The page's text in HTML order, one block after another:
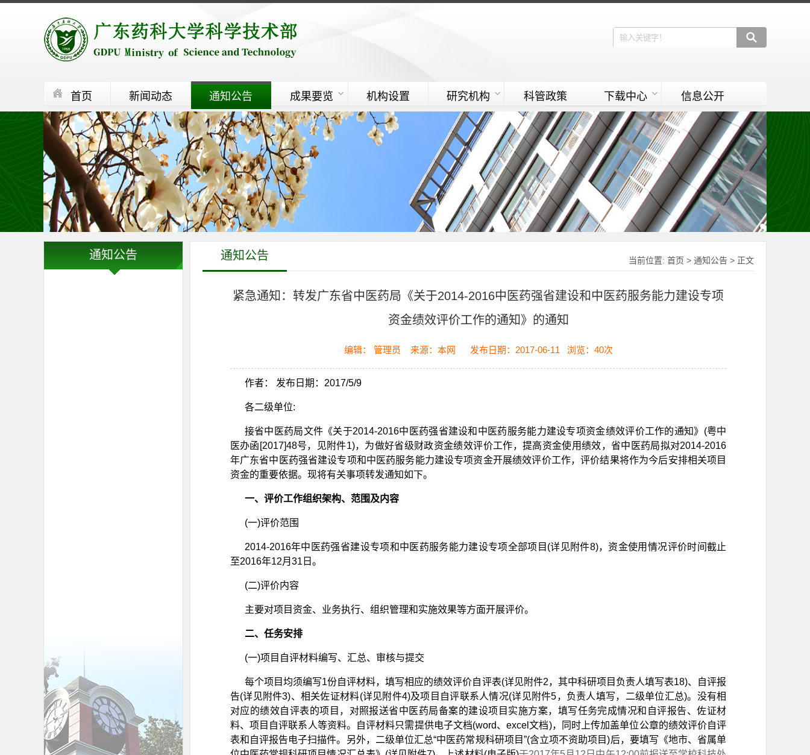
首页 新闻动态 通知公告 成果要览 机构设置 研究机构 科管政策 下载中心 信息公开
通知公告 通知公告 当前位置: 首页 > 通知公告 > 正文
紧急通知：转发广东省中医药局《关于2014-2016中医药强省建设和中医药服务能力建设专项
资金绩效评价工作的通知》的通知
编辑： 管理员 来源：本网 发布日期：2017-06-11 浏览： 40次
作者： 发布日期：2017/5/9
各二级单位:
接省中医药局文件《关于2014-2016中医药强省建设和中医药服务能力建设专项资金绩效评价工作的通知》(粤中
医办函[2017]48号，见附件1)，为做好省级财政资金绩效评价工作，提高资金使用绩效，省中医药局拟对2014-2016
年广东省中医药强省建设专项和中医药服务能力建设专项资金开展绩效评价工作，评价结果将作为今后安排相关项目
资金的重要依据。现将有关事项转发通知如下。
一、评价工作组织架构、范围及内容
(一)评价范围
2014-2016年中医药强省建设专项和中医药服务能力建设专项全部项目(详见附件8)，资金使用情况评价时间截止
至2016年12月31日。
(二)评价内容
主要对项目资金、业务执行、组织管理和实施效果等方面开展评价。
二、任务安排
(一)项目自评材料编写、汇总、审核与提交
每个项目均须编写1份自评材料，填写相应的绩效评价自评表(详见附件2，其中科研项目负责人填写表18)、自评报
告(详见附件3)、相关佐证材料(详见附件4)及项目自评联系人情况(详见附件5，负责人填写，二级单位汇总)。没有相
对应的绩效自评表的项目，对照报送省中医药局备案的建设项目实施方案，填写任务完成情况和自评报告、佐证材
料、项目自评联系人等资料。自评材料只需提供电子文档(word、excel文档)，同时上传加盖单位公章的绩效评价自评
表和自评报告电子扫描件。另外，二级单位汇总“中医药常规科研项目”(含立项不资助项目)后，要填写《地市、省属单